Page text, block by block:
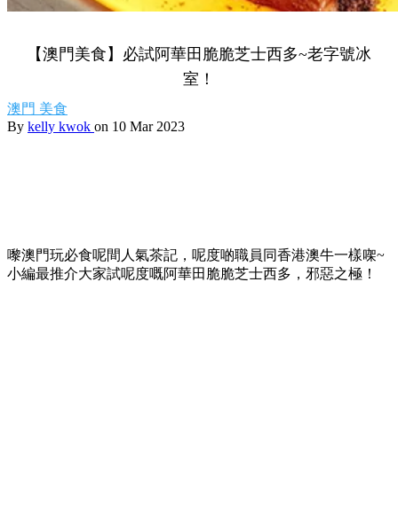
【澳門美食】必試阿華田脆脆芝士西多~老字號冰
室！
澳門 美食
By kelly kwok on 10 Mar 2023
嚟澳門玩必食呢間人氣茶記，呢度啲職員同香港澳牛一樣㗎~
小編最推介大家試呢度嘅阿華田脆脆芝士西多，邪惡之極！